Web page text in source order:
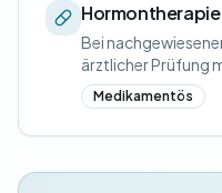
Hormontherapie
Bei
ärztlicher Prüfung
Medikamentös